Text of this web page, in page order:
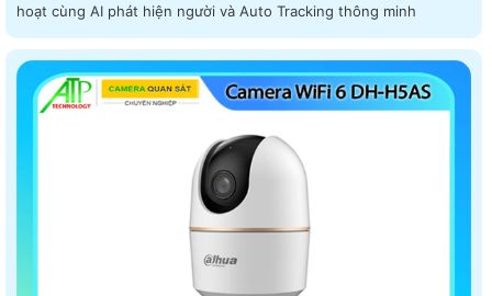
hoạt cùng AI phát hiện người và Auto Tracking thông minh